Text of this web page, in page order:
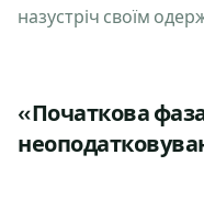
назустріч своїм
«Початкова